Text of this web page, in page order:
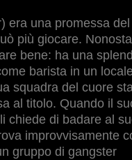
era una promessa del
più giocare.
bene: ha una
barista in un
squadra del cuore
al titolo. Quando il
chiede di badare al
improvvisamente
gruppo di gangster